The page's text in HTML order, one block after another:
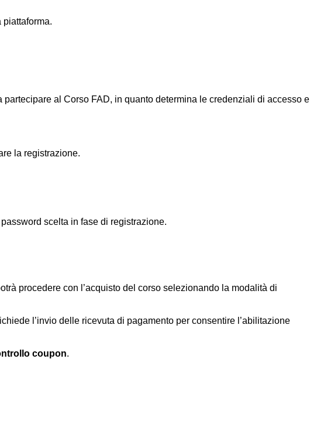
piattaforma.
partecipare al Corso FAD, in quanto determina le credenziali di accesso e
la registrazione.
scelta in fase di registrazione.
procedere con l’acquisto del corso selezionando la modalità di
l’invio delle ricevuta di pagamento per consentire l’abilitazione
coupon.